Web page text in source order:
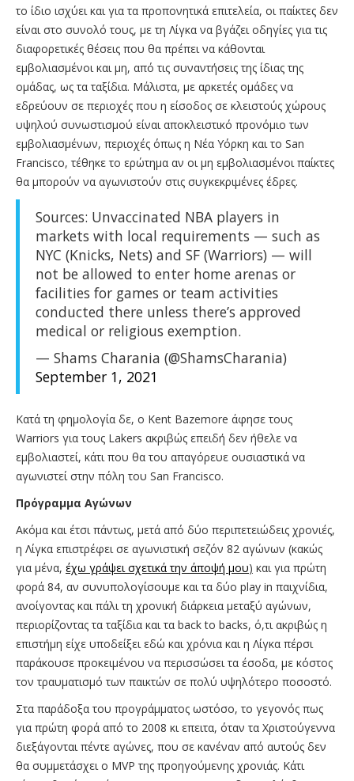
το ίδιο ισχύει και για τα προπονητικά επιτελεία, οι παίκτες δεν
είναι στο συνολό τους, με τη Λίγκα να βγάζει οδηγίες για τις
διαφορετικές θέσεις που θα πρέπει να κάθονται
εμβολιασμένοι και μη, από τις συναντήσεις της ίδιας της
ομάδας, ως τα ταξίδια. Μάλιστα, με αρκετές ομάδες να
εδρεύουν σε περιοχές που η είσοδος σε κλειστούς χώρους
υψηλού συνωστισμού είναι αποκλειστικό προνόμιο των
εμβολιασμένων, περιοχές όπως η Νέα Υόρκη και το San
Francisco, τέθηκε το ερώτημα αν οι μη εμβολιασμένοι παίκτες
θα μπορούν να αγωνιστούν στις συγκεκριμένες έδρες.
Sources: Unvaccinated NBA players in
markets with local requirements — such as
NYC (Knicks, Nets) and SF (Warriors) — will
not be allowed to enter home arenas or
facilities for games or team activities
conducted there unless there’s approved
medical or religious exemption.
— Shams Charania (@ShamsCharania)
September 1, 2021
Κατά τη φημολογία δε, ο Kent Bazemore άφησε τους
Warriors για τους Lakers ακριβώς επειδή δεν ήθελε να
εμβολιαστεί, κάτι που θα του απαγόρευε ουσιαστικά να
αγωνιστεί στην πόλη του San Francisco.
Πρόγραμμα Αγώνων
Ακόμα και έτσι πάντως, μετά από δύο περιπετειώδεις χρονιές,
η Λίγκα επιστρέφει σε αγωνιστική σεζόν 82 αγώνων (κακώς
για μένα, έχω γράψει σχετικά την άποψή μου) και για πρώτη
φορά 84, αν συνυπολογίσουμε και τα δύο play in παιχνίδια,
ανοίγοντας και πάλι τη χρονική διάρκεια μεταξύ αγώνων,
περιορίζοντας τα ταξίδια και τα back to backs, ό,τι ακριβώς η
επιστήμη είχε υποδείξει εδώ και χρόνια και η Λίγκα πέρσι
παράκουσε προκειμένου να περισσώσει τα έσοδα, με κόστος
τον τραυματισμό των παικτών σε πολύ υψηλότερο ποσοστό.
Στα παράδοξα του προγράμματος ωστόσο, το γεγονός πως
για πρώτη φορά από το 2008 κι επειτα, όταν τα Χριστούγεννα
διεξάγονται πέντε αγώνες, που σε κανέναν από αυτούς δεν
θα συμμετάσχει ο MVP της προηγούμενης χρονιάς. Κάτι